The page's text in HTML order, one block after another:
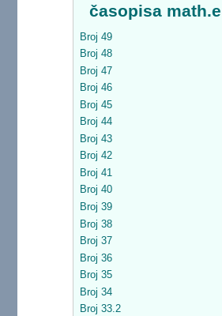
časopisa math.e
Broj 49
Broj 48
Broj 47
Broj 46
Broj 45
Broj 44
Broj 43
Broj 42
Broj 41
Broj 40
Broj 39
Broj 38
Broj 37
Broj 36
Broj 35
Broj 34
Broj 33.2